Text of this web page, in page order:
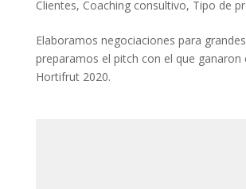
Clientes, Coaching consultivo, Tipo de
Elaboramos negociaciones para
preparamos el pitch con el que ganaron
Hortifrut 2020.